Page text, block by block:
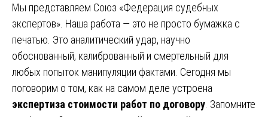
Мы представляем Союз «Федерация судебных
экспертов». Наша работа — это не просто бумажка с
печатью. Это аналитический удар, научно
обоснованный, калиброванный и смертельный для
любых попыток манипуляции фактами. Сегодня мы
поговорим о том, как на самом деле устроена
экспертиза стоимости работ по договору . Запомните